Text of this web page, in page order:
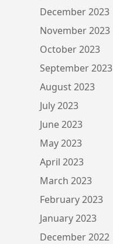
December 2023
November 2023
October 2023
September 2023
August 2023
July 2023
June 2023
May 2023
April 2023
March 2023
February 2023
January 2023
December 2022